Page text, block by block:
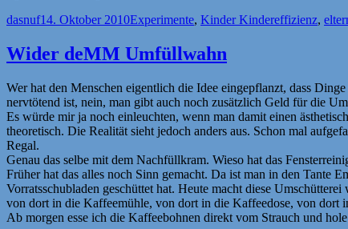
Autor
dasnufVeröffentlicht
14. Oktober 2010Kategorien
Experimente, Kinder KinderSchlagwörter
effizienz,
Wider deMM Umfüllwahn
Wer hat den Menschen eigentlich die Idee eingepflanzt, dass Dinge
nervtötend ist, nein, man gibt auch noch zusätzlich Geld für die
Es würde mir ja noch einleuchten, wenn man damit einen
theoretisch. Die Realität sieht jedoch anders aus. Schon mal
Regal.
Genau das selbe mit dem Nachfüllkram. Wieso hat das
Früher hat das alles noch Sinn gemacht. Da ist man in den Tante
Vorratsschubladen geschüttet hat. Heute macht diese
von dort in die Kaffeemühle, von dort in die Kaffeedose, von dort
Ab morgen esse ich die Kaffeebohnen direkt vom Strauch und